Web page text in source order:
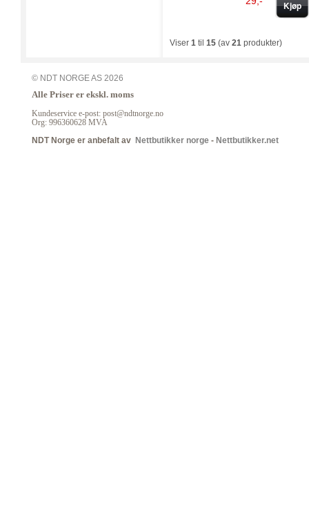
Kjøp
Viser 1 til 15 (av 21 produkter)
© NDT NORGE AS 2026
Alle Priser er ekskl. moms
Kundeservice e-post: post@ndtnorge.no
Org: 996360628 MVA
NDT Norge er anbefalt av Nettbutikker norge - Nettbutikker.net